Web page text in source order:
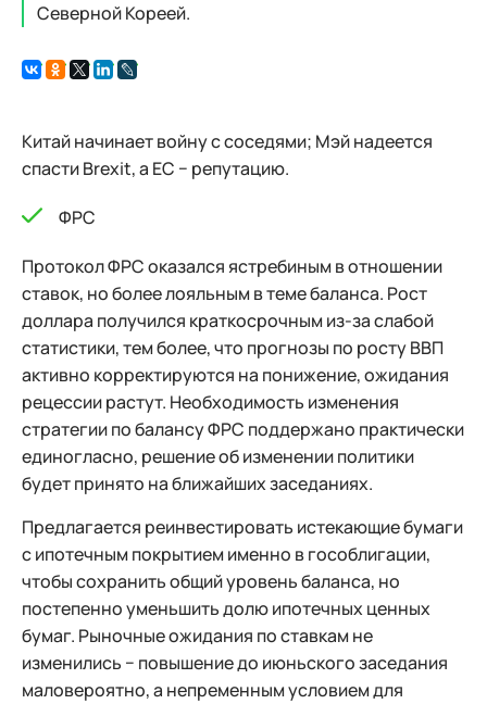
Северной Кореей.
Китай начинает войну с соседями; Мэй надеется
спасти Brexit, а ЕС − репутацию.
ФРС
Протокол ФРС оказался ястребиным в отношении
ставок, но более лояльным в теме баланса. Рост
доллара получился краткосрочным из-за слабой
статистики, тем более, что прогнозы по росту ВВП
активно корректируются на понижение, ожидания
рецессии растут. Необходимость изменения
стратегии по балансу ФРС поддержано практически
единогласно, решение об изменении политики
будет принято на ближайших заседаниях.
Предлагается реинвестировать истекающие бумаги
с ипотечным покрытием именно в гособлигации,
чтобы сохранить общий уровень баланса, но
постепенно уменьшить долю ипотечных ценных
бумаг. Рыночные ожидания по ставкам не
изменились − повышение до июньского заседания
маловероятно, а непременным условием для